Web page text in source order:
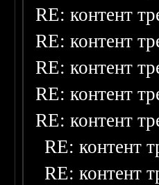
RE: контент
RE: контент
RE: контент
RE: контент
RE: контент
RE: контент
RE: контент